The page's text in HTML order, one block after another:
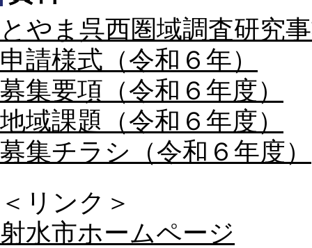
とやま呉西圏域調査研究
申請様式（令和６年）
募集要項（令和６年度）
地域課題（令和６年度）
募集チラシ（令和６年度）
＜リンク＞
射水市ホームページ